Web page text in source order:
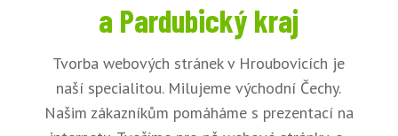
a Pardubický kraj
Tvorba webových stránek v Hroubovicích je
naší specialitou. Milujeme východní Čechy.
Našim zákazníkům pomáháme s prezentací na